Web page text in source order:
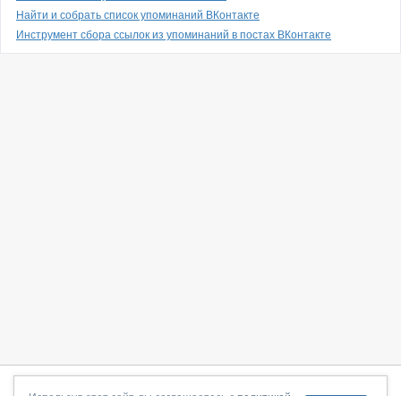
Найти и собрать список упоминаний ВКонтакте
Инструмент сбора ссылок из упоминаний в постах ВКонтакте